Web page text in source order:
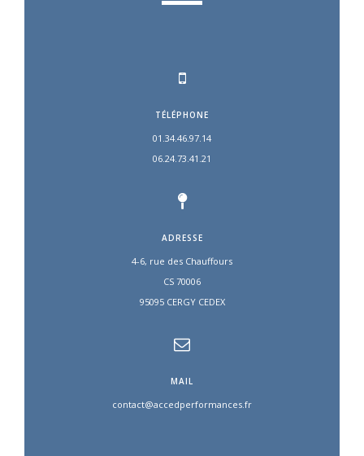
TÉLÉPHONE
01.34.46.97.14
06.24.73.41.21
ADRESSE
4-6, rue des Chauffours
CS 70006
95095 CERGY CEDEX
MAIL
contact@accedperformances.fr